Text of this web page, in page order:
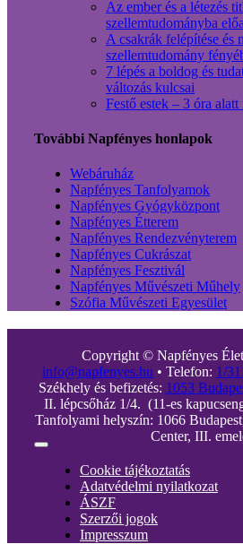
Az ember és a létezés
szellemtudományba
A csakrák felépítése és
szellemtudomány
7 lépés a boldog és
változás kulcsai
Festő estek – 3 óra
További Napfényes honlapok
Webáruház
Napfényes Tanfolyamok
Napfényes Gyógyközpont
Napfényes Étterem
Napfényes Rendezvényterem
Napfényes Cukrászat
Napfényes Fesztivál
Napfényes Művészeti Műhely
Szófia Művészeti Egyesület
Copyright © Napfényes
info@napfenyes.hu • Telefon: 1/
Székhely és befizetés: 1053
II. lépcsőház 1/4. (11-es
Tanfolyami helyszín: 1066
Center, III.
Toggle
NavigationCookie tájékoztatás
Adatvédelmi nyilatkozat
ÁSZF
Szerzői jogok
Impresszum